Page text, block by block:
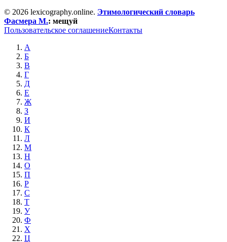
© 2026 lexicography.online. Этимологический словарь
Фасмера М.: мещуй
Пользовательское соглашениеКонтакты
А
Б
В
Г
Д
Е
Ж
З
И
К
Л
М
Н
О
П
Р
С
Т
У
Ф
Х
Ц